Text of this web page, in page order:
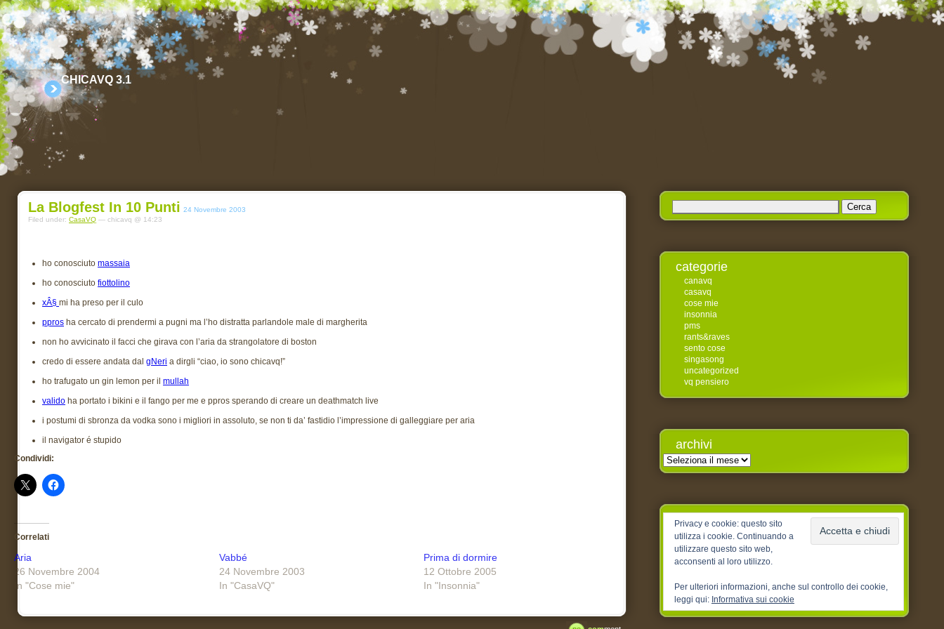
CHICAVQ 3.1
La Blogfest In 10 Punti 24 Novembre 2003
Filed under: CasaVQ — chicavq @ 14:23
ho conosciuto massaia
ho conosciuto fiottolino
xÂ§ mi ha preso per il culo
ppros ha cercato di prendermi a pugni ma l’ho distratta parlandole male di margherita
non ho avvicinato il facci che girava con l’aria da strangolatore di boston
credo di essere andata dal gNeri a dirgli “ciao, io sono chicavq!”
ho trafugato un gin lemon per il mullah
valido ha portato i bikini e il fango per me e ppros sperando di creare un deathmatch live
i postumi di sbronza da vodka sono i migliori in assoluto, se non ti da’ fastidio l’impressione di galleggiare per aria
il navigator é stupido
Condividi:
Correlati
Aria
26 Novembre 2004
In "Cose mie"
Vabbé
24 Novembre 2003
In "CasaVQ"
Prima di dormire
12 Ottobre 2005
In "Insonnia"
Ricerca
per:
categorie
canavq
casavq
cose mie
insonnia
pms
rants&raves
sento cose
singasong
uncategorized
vq pensiero
archivi
Archivi
Privacy e cookie: questo sito
utilizza i cookie. Continuando a
utilizzare questo sito web,
acconsenti al loro utilizzo.
Per ulteriori informazioni, anche sul controllo dei cookie,
leggi qui: Informativa sui cookie